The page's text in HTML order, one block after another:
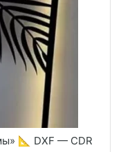
📐 DXF — CDR